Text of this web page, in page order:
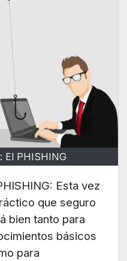
El PHISHING
Esta vez
que seguro
bien tanto para
básicos
para